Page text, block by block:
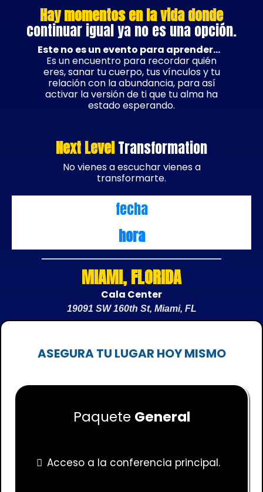
Hay momentos en la vida donde
continuar igual ya no es una opción.
Este no es un evento para aprender…
Es un encuentro para recordar quién
eres, sanar tu cuerpo, tus vínculos y tu
relación con la abundancia, para así
activar la versión de ti que tu alma ha
estado esperando.
Next LevelTransformation
No vienes a escuchar vienes a
transformarte.
fecha
hora
MIAMI, FLORIDA
Cala Center
19091 SW 160th St, Miami, FL
ASEGURA TU LUGAR HOY MISMO
Paquete General
Acceso a la conferencia principal.